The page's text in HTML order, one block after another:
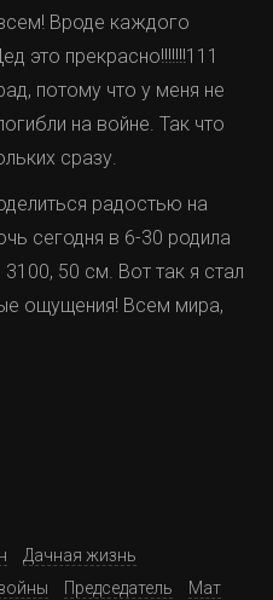
Вроде каждого
это прекрасно!!!!!!!111
потому что у меня не
на войне. Так что
сразу.
радостью на
сегодня в 6-30 родила
50 см. Вот так я стал
ощущения! Всем мира,
Дачная жизнь
Председатель
Мат